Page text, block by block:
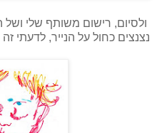
ולסיום, רישום משותף שלי
נצנצים כחול על הנייר, לדעתי